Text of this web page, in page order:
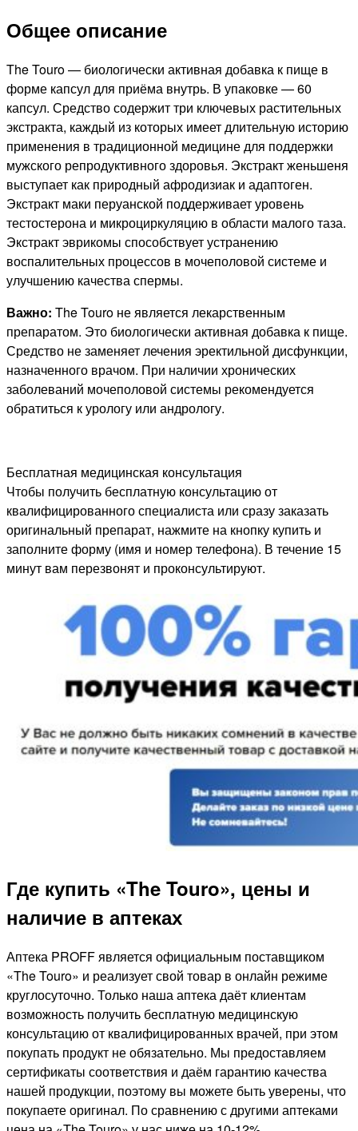
Общее описание
The Touro — биологически активная добавка к пище в
форме капсул для приёма внутрь. В упаковке — 60
капсул. Средство содержит три ключевых растительных
экстракта, каждый из которых имеет длительную историю
применения в традиционной медицине для поддержки
мужского репродуктивного здоровья. Экстракт женьшеня
выступает как природный афродизиак и адаптоген.
Экстракт маки перуанской поддерживает уровень
тестостерона и микроциркуляцию в области малого таза.
Экстракт эврикомы способствует устранению
воспалительных процессов в мочеполовой системе и
улучшению качества спермы.
Важно: The Touro не является лекарственным
препаратом. Это биологически активная добавка к пище.
Средство не заменяет лечения эректильной дисфункции,
назначенного врачом. При наличии хронических
заболеваний мочеполовой системы рекомендуется
обратиться к урологу или андрологу.
Бесплатная медицинская консультация
Чтобы получить бесплатную консультацию от
квалифицированного специалиста или сразу заказать
оригинальный препарат, нажмите на кнопку купить и
заполните форму (имя и номер телефона). В течение 15
минут вам перезвонят и проконсультируют.
Где купить «The Touro», цены и
наличие в аптеках
Аптека PROFF является официальным поставщиком
«The Touro» и реализует свой товар в онлайн режиме
круглосуточно. Только наша аптека даёт клиентам
возможность получить бесплатную медицинскую
консультацию от квалифицированных врачей, при этом
покупать продукт не обязательно. Мы предоставляем
сертификаты соответствия и даём гарантию качества
нашей продукции, поэтому вы можете быть уверены, что
покупаете оригинал. По сравнению с другими аптеками